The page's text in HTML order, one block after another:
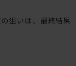
狙いは、最終結果